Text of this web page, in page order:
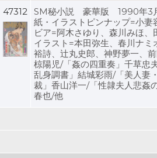
ログイン
47312 SM秘小説 豪華版 1990年3
紙・イラストピンナップ=小妻
ビア=阿木さゆり、森川みほ、
イラスト=本田弥生、春川ナミ
裕詩、辻丸史郎、神野夢一、前
椋陽児/「姦の四重奏」千草忠
乱身調書」結城彩雨/「美人妻
裁」香山洋一/「性隷夫人悲姦
春也/他